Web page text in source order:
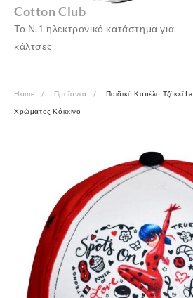
Cotton Club
Το Ν.1 ηλεκτρονικό κατάστημα για
κάλτσες
Home Προϊόντα Παιδικό Καπέλο Τζόκεϊ
Χρώματος Κόκκινο